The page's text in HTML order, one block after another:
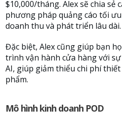
$10,000/tháng. Alex sẽ chia sẻ
phương pháp quảng cáo tối
doanh thu và phát triển lâu dài.
Đặc biệt, Alex cũng giúp bạn
trình vận hành cửa hàng với
AI, giúp giảm thiểu chi phí
phẩm.
Mô hình kinh doanh POD